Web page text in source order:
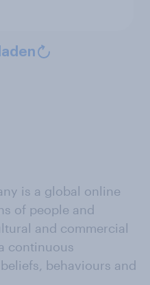
is a global online
of people and
and commercial
continuous
behaviours and